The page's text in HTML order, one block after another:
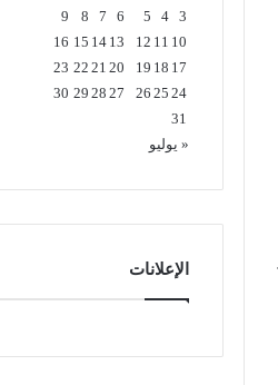
3
4
5
6
7
8
9
10
11
12
13
14
15
16
17
18
19
20
21
22
23
24
25
26
27
28
29
30
31
« يوليو
الإعلانات